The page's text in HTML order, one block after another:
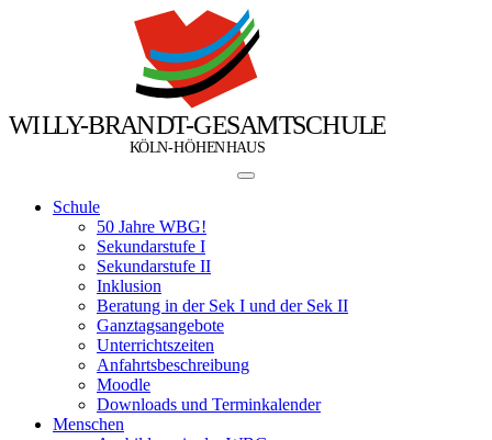
WILLY-BRANDT-GESAMTSCHULE
KÖLN-HÖHENHAUS
Schule
50 Jahre WBG!
Sekundarstufe I
Sekundarstufe II
Inklusion
Beratung in der Sek I und der Sek II
Ganztagsangebote
Unterrichtszeiten
Anfahrtsbeschreibung
Moodle
Downloads und Terminkalender
Menschen